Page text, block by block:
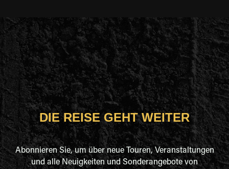
DIE REISE GEHT WEITER
Abonnieren Sie, um über neue Touren, Veranstaltungen
und alle Neuigkeiten und Sonderangebote von